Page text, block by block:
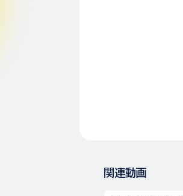
関連動画